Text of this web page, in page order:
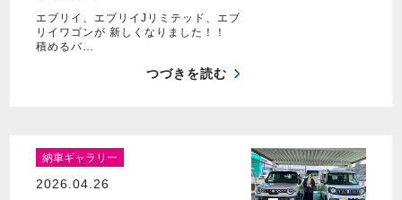
エブリイ、エブリイJリミテッド、エブ
リイワゴンが 新しくなりました！！
積めるバ…
つづきを読む
納車ギャラリー
2026.04.26